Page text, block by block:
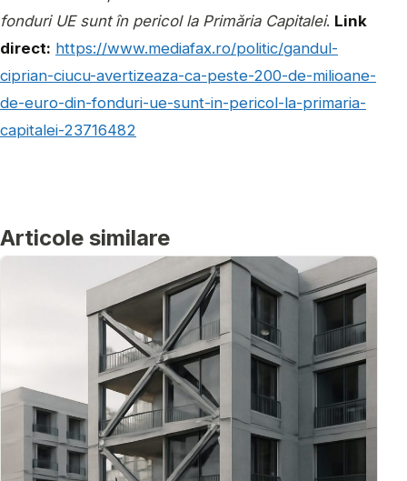
fonduri UE sunt în pericol la Primăria Capitalei. Link
direct: https://www.mediafax.ro/politic/gandul-
ciprian-ciucu-avertizeaza-ca-peste-200-de-milioane-
de-euro-din-fonduri-ue-sunt-in-pericol-la-primaria-
capitalei-23716482
Articole similare